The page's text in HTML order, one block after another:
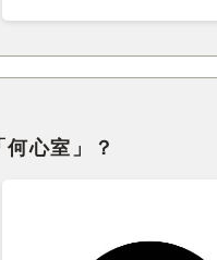
心室」？